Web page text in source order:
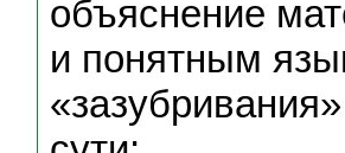
объяснение
и понятным